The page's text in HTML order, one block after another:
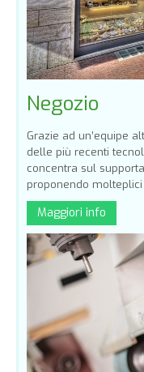
Negozio
Grazie ad un’equipe
delle più recenti
concentra sul
proponendo molteplici
Maggiori info